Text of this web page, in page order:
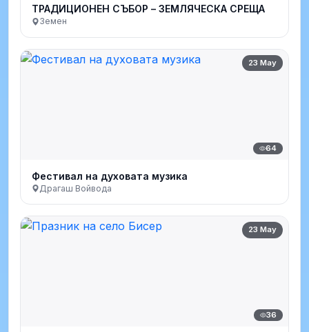
ТРАДИЦИОНЕН СЪБОР – ЗЕМЛЯЧЕСКА СРЕЩА
Земен
23 May
64
Фестивал на духовата музика
Драгаш Войвода
23 May
36